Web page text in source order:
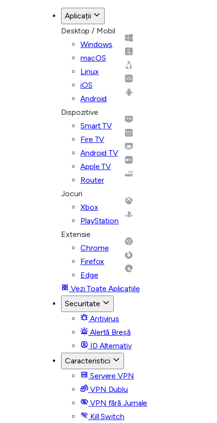
Aplicații
Desktop / Mobil
Windows
macOS
Linux
iOS
Android
Dispozitive
Smart TV
Fire TV
Android TV
Apple TV
Router
Jocuri
Xbox
PlayStation
Extensie
Chrome
Firefox
Edge
Vezi Toate Aplicațiile
Securitate
Antivirus
Alertă Breșă
ID Alternativ
Caracteristici
Servere VPN
VPN Dublu
VPN fără Jurnale
Kill Switch